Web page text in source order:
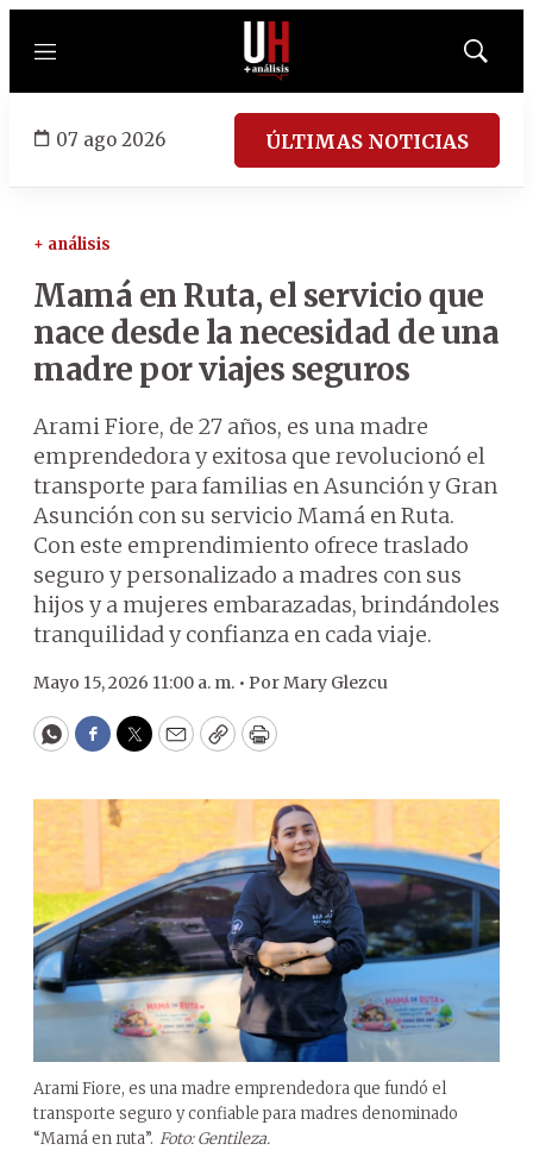
Menú
Mostrar
07 ago 2026 ÚLTIMAS NOTICIAS
+ análisis
Mamá en Ruta, el servicio que
nace desde la necesidad de una
madre por viajes seguros
Arami Fiore, de 27 años, es una madre
emprendedora y exitosa que revolucionó el
transporte para familias en Asunción y Gran
Asunción con su servicio Mamá en Ruta.
Con este emprendimiento ofrece traslado
seguro y personalizado a madres con sus
hijos y a mujeres embarazadas, brindándoles
tranquilidad y confianza en cada viaje.
Mayo 15, 2026 11:00 a. m. • PorMary Glezcu
WhatsApp
Facebook
Twitter
EmailCopyPrint
Arami Fiore, es una madre emprendedora que fundó el
transporte seguro y confiable para madres denominado
“Mamá en ruta”. Foto: Gentileza.